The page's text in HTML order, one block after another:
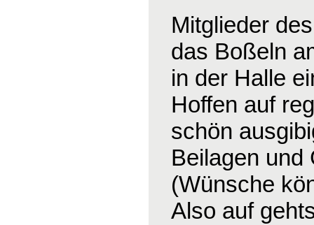
Mitglieder
das Boßeln
in der Halle
Hoffen auf
schön
Beilagen und
(Wünsche
Also auf